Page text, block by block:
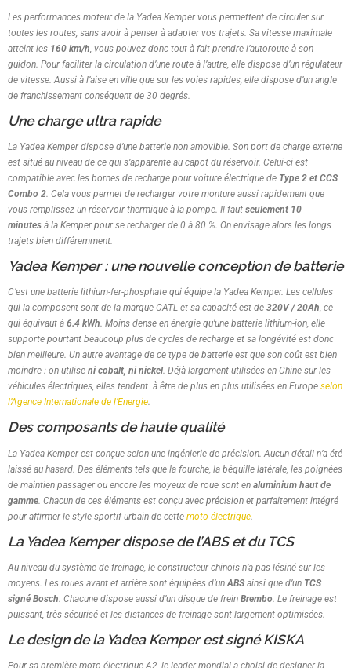
Les performances moteur de la Yadea Kemper vous permettent de circuler sur
toutes les routes, sans avoir à penser à adapter vos trajets. Sa vitesse maximale
atteint les 160 km/h , vous pouvez donc tout à fait prendre l’autoroute à son
guidon. Pour faciliter la circulation d’une route à l’autre, elle dispose d’un régulateur
de vitesse. Aussi à l’aise en ville que sur les voies rapides, elle dispose d’un angle
de franchissement conséquent de 30 degrés.
Une charge ultra rapide
La Yadea Kemper dispose d’une batterie non amovible. Son port de charge externe
est situé au niveau de ce qui s’apparente au capot du réservoir. Celui-ci est
compatible avec les bornes de recharge pour voiture électrique de Type 2 et CCS
Combo 2. Cela vous permet de recharger votre monture aussi rapidement que
vous remplissez un réservoir thermique à la pompe. Il faut seulement 10
minutes à la Kemper pour se recharger de 0 à 80 %. On envisage alors les longs
trajets bien différemment.
Yadea Kemper : une nouvelle conception de batterie
C’est une batterie lithium-fer-phosphate qui équipe la Yadea Kemper. Les cellules
qui la composent sont de la marque CATL et sa capacité est de 320V / 20Ah, ce
qui équivaut à 6.4 kWh. Moins dense en énergie qu’une batterie lithium-ion, elle
supporte pourtant beaucoup plus de cycles de recharge et sa longévité est donc
bien meilleure. Un autre avantage de ce type de batterie est que son coût est bien
moindre : on utilise ni cobalt, ni nickel. Déjà largement utilisées en Chine sur les
véhicules électriques, elles tendent à être de plus en plus utilisées en Europe selon
l’Agence Internationale de l’Energie.
Des composants de haute qualité
La Yadea Kemper est conçue selon une ingénierie de précision. Aucun détail n’a été
laissé au hasard. Des éléments tels que la fourche, la béquille latérale, les poignées
de maintien passager ou encore les moyeux de roue sont en aluminium haut de
gamme . Chacun de ces éléments est conçu avec précision et parfaitement intégré
pour affirmer le style sportif urbain de cette moto électrique
La Yadea Kemper dispose de l’ABS et du TCS
Au niveau du système de freinage, le constructeur chinois n’a pas lésiné sur les
moyens. Les roues avant et arrière sont équipées d’un ABS ainsi que d’un TCS
signé Bosch . Chacune dispose aussi d’un disque de frein Brembo . Le freinage est
puissant, très sécurisé et les distances de freinage sont largement optimisées.
Le design de la Yadea Kemper est signé KISKA
Pour sa première moto électrique A2, le leader mondial a choisi de designer la